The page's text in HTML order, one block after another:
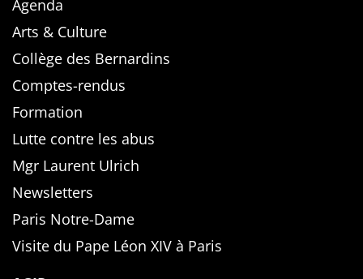
Agenda
Arts & Culture
Collège des Bernardins
Comptes-rendus
Formation
Lutte contre les abus
Mgr Laurent Ulrich
Newsletters
Paris Notre-Dame
Visite du Pape Léon XIV à Paris